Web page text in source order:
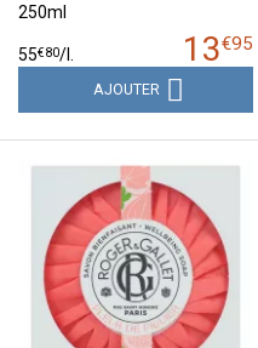
250ml
13€95
55€80/
AJOUTER